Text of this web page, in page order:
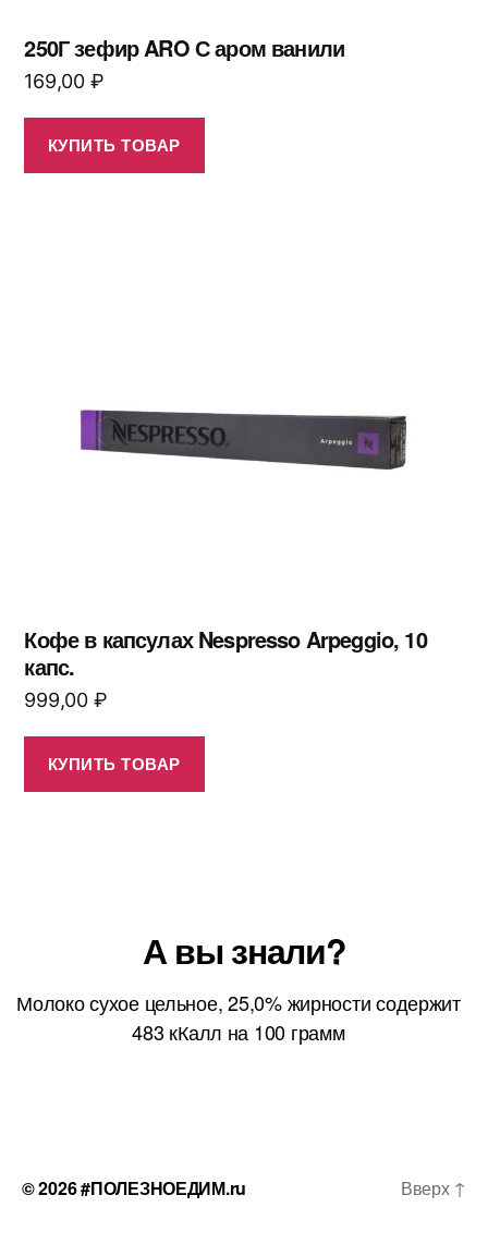
250Г зефир ARO С аром ванили
169,00 ₽
КУПИТЬ ТОВАР
Кофе в капсулах Nespresso Arpeggio, 10
капс.
999,00 ₽
КУПИТЬ ТОВАР
А вы знали?
Молоко сухое цельное, 25,0% жирности содержит
483 кКалл на 100 грамм
© 2026#ПОЛЕЗНОЕДИМ.ru Вверх ↑